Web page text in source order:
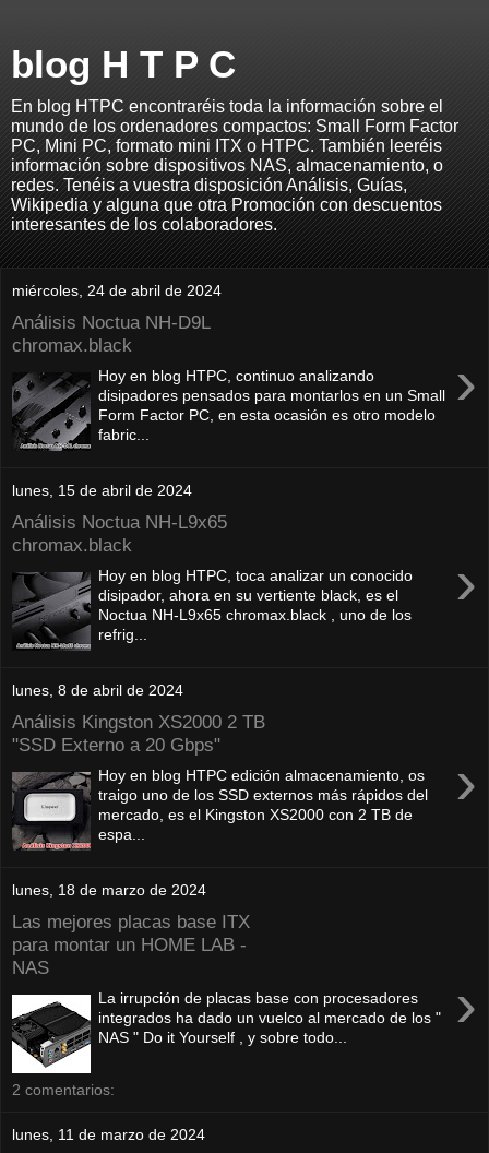
blog H T P C
En blog HTPC encontraréis toda la información sobre el
mundo de los ordenadores compactos: Small Form Factor
PC, Mini PC, formato mini ITX o HTPC. También leeréis
información sobre dispositivos NAS, almacenamiento, o
redes. Tenéis a vuestra disposición Análisis, Guías,
Wikipedia y alguna que otra Promoción con descuentos
interesantes de los colaboradores.
miércoles, 24 de abril de 2024
Análisis Noctua NH-D9L
chromax.black
›
Hoy en blog HTPC, continuo analizando
disipadores pensados para montarlos en un Small
Form Factor PC, en esta ocasión es otro modelo
fabric...
lunes, 15 de abril de 2024
Análisis Noctua NH-L9x65
chromax.black
›
Hoy en blog HTPC, toca analizar un conocido
disipador, ahora en su vertiente black, es el
Noctua NH-L9x65 chromax.black , uno de los
refrig...
lunes, 8 de abril de 2024
Análisis Kingston XS2000 2 TB
"SSD Externo a 20 Gbps"
›
Hoy en blog HTPC edición almacenamiento, os
traigo uno de los SSD externos más rápidos del
mercado, es el Kingston XS2000 con 2 TB de
espa...
lunes, 18 de marzo de 2024
Las mejores placas base ITX
para montar un HOME LAB -
NAS
›
La irrupción de placas base con procesadores
integrados ha dado un vuelco al mercado de los "
NAS " Do it Yourself , y sobre todo...
2 comentarios:
lunes, 11 de marzo de 2024